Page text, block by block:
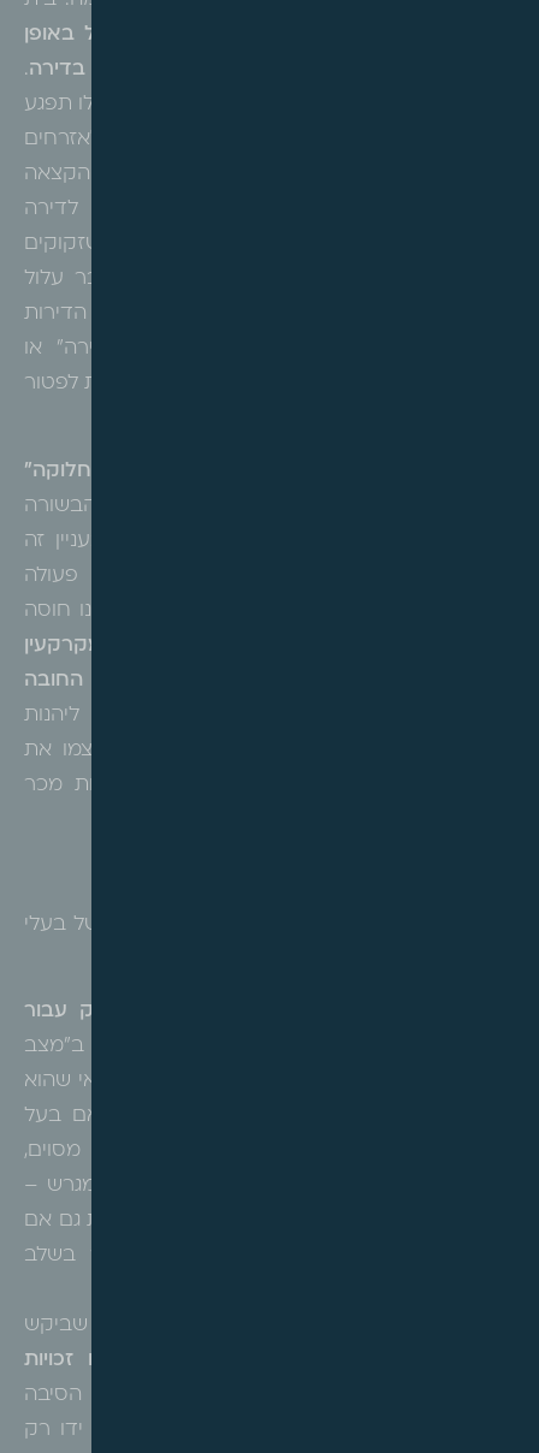
שאין לשלול באופן
קטגורי פטור ממי שמחזיק רק בחלק מהזכויות בדירה.
בית המשפט הבהיר, כי שלילת הפטור במקרים אלו תפגע
בתכלית הסוציאלית של החוק, שנועד לסייע לאזרחים
לשפר את תנאי המגורים שלהם כך שמי שקיבל הקצאה
של דווקא בעלי אמצעים המחזיקים בזכויות לדירה
שלמה יקבלו פטור, ואילו בעלי זכויות מועטות (שזקוקים
יותר להטבה הכלכלית) ייפגעו.. יתרה מכך, הדבר עלול
ליצור שרירותיות בהענקת הפטור כתלות בגודל הדירות
שבתכנית. לכן נקבע, כי החזקה ב"כמעט דירה" או
בשבריר דירה אינה פוסלת כשלעצמה את הזכאות לפטור
השאלה השניה שנדונה היא האם "פרוטוקול חלוקה"
כאן הבשורה
הפחות משמחת עבור חלק מבעלי הקרקע. בעניין זה
קבע בית המשפט, כי איגום זכויות אינו מהווה פעולה
טכנית (בפרט כשהוא כולל גם תשלומי איזון), ואינו חוסה
העברת זכויות במקרקעין
לכל דבר ועניין. קרי – מימוש זכויות המקים את החובה
והמונע את האפשרות ליהנות
מהפטור, אשר מותנה בכך שהבעלים יבנה בעצמו את
הדירה ויתגורר בה 4 שנים ללא ביצוע עסקאות מכר
פסק הדין משרטט אבחנה ברורה בין שני סוגים של בעלי
רק עבור
שהוקצו לבעל הקרקע ב"מצב
היוצא" של התכנית (טבלת ההקצאה), ובתנאי שהוא
לא העביר אותן לאדם אחר. כך למשל, אם בעל
קרקע קיבל 78% מזכויות בדירה במגרש מסוים,
וביקש את הפטור על אותה דירה באותו מגרש –
בגובה 78%, וזאת גם אם
הוא השלים את בעלותו בדירה ל-100% בשלב
בעל קרקע שביקש
שלא היו לו בו זכויות
ב"מצב היוצא", לא יקבל פטור. הסיבה
לכך היא שהזכויות באותו מגרש נרכשו על ידו רק